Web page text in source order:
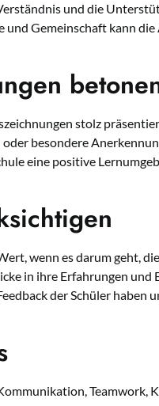
und die
und Gemeinschaft kann
stolz
besondere
eine positive
wenn es darum geht,
in ihre Erfahrungen und
der Schüler haben
Teamwork,